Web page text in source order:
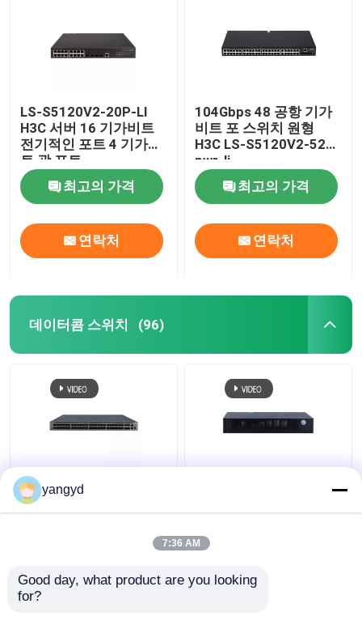
LS-S5120V2-20P-LI
H3C 서버 16 기가비트
전기적인 포트 4 기가비
트 광 포트
최고의 가격
연락처
104Gbps 48 공항 기가
비트 포 스위치 원형
H3C LS-S5120V2-52P-
pwr-li
최고의 가격
연락처
데이터콤 스위치 (96)
클라우드엔진 S5731 Ｈ
스위치 POE++ 44xGE
SFP PoE+ 데이터콤은 8
엔진 S5731 Ｌ를 바꿉
니다
yangyd
7:36 AM
Good day, what product are you looking
for?